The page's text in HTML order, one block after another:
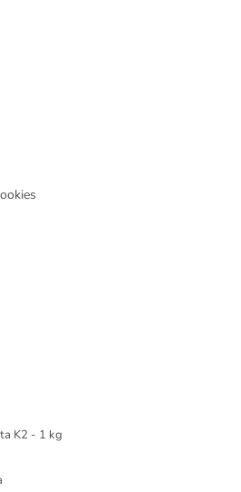
K2 - 1 kg